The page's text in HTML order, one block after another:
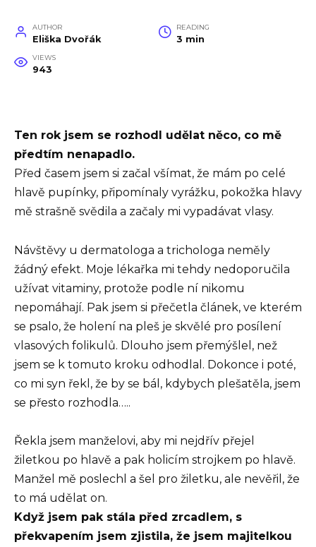
AUTHOR
Eliška Dvořák
READING
3 min
VIEWS
943
Ten rok jsem se rozhodl udělat něco, co mě
předtím nenapadlo.
Před časem jsem si začal všímat, že mám po celé
hlavě pupínky, připomínaly vyrážku, pokožka hlavy
mě strašně svědila a začaly mi vypadávat vlasy.
Návštěvy u dermatologa a trichologa neměly
žádný efekt. Moje lékařka mi tehdy nedoporučila
užívat vitaminy, protože podle ní nikomu
nepomáhají. Pak jsem si přečetla článek, ve kterém
se psalo, že holení na pleš je skvělé pro posílení
vlasových folikulů. Dlouho jsem přemýšlel, než
jsem se k tomuto kroku odhodlal. Dokonce i poté,
co mi syn řekl, že by se bál, kdybych plešatěla, jsem
se přesto rozhodla…..
Řekla jsem manželovi, aby mi nejdřív přejel
žiletkou po hlavě a pak holicím strojkem po hlavě.
Manžel mě poslechl a šel pro žiletku, ale nevěřil, že
to má udělat on.
Když jsem pak stála před zrcadlem, s
překvapením jsem zjistila, že jsem majitelkou